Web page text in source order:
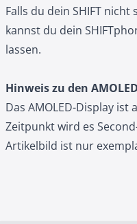
Falls du dein SHIFT
kannst du dein
lassen.
Hinweis zu den
Das AMOLED-Display
Zeitpunkt wird es
Artikelbild ist nur